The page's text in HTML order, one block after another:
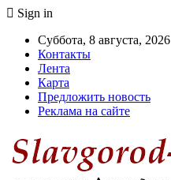
Sign in
Суббота, 8 августа, 2026
Контакты
Лента
Карта
Предложить новость
Реклама на сайте